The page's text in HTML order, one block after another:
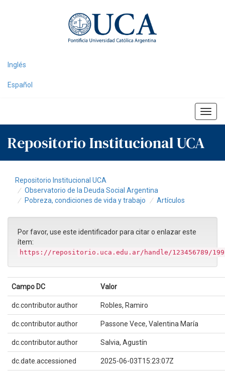
Inglés
Español
Repositorio Institucional UCA
Repositorio Institucional UCA
Observatorio de la Deuda Social Argentina
Pobreza, condiciones de vida y trabajo
Artículos
Por favor, use este identificador para citar o enlazar este
ítem:
https://repositorio.uca.edu.ar/handle/123456789/
Campo DC Valor
dc.contributor.author Robles, Ramiro
dc.contributor.author Passone Vece, Valentina María
dc.contributor.author Salvia, Agustín
dc.date.accessioned 2025-06-03T15:23:07Z